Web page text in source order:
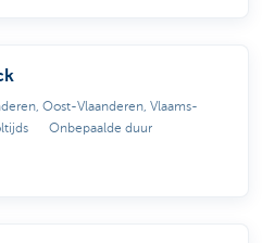
Oost-Vlaanderen, Vlaams-
Onbepaalde duur